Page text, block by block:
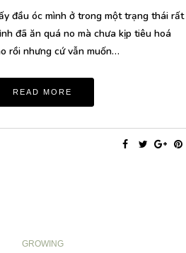
đầu óc mình ở trong một trạng thái rất
đã ăn quá no mà chưa kịp tiêu hoá
rồi nhưng cứ vẫn muốn…
READ MORE
GROWING